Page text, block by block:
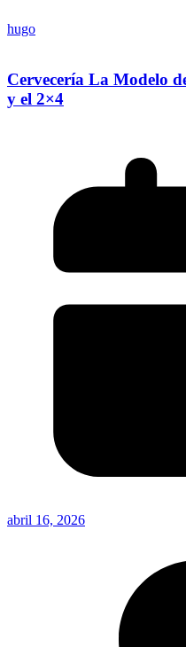
hugo
Cervecería La Modelo
y el 2×4
abril 16, 2026